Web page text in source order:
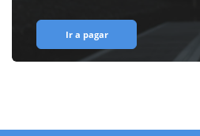
Ir a pagar